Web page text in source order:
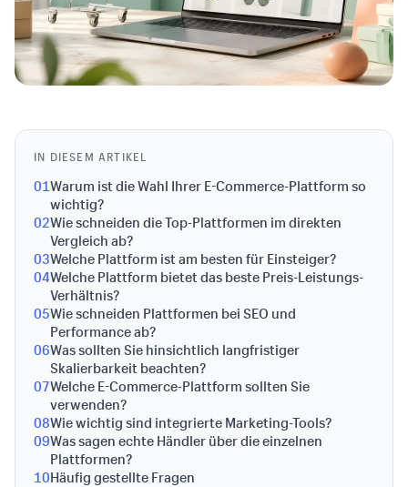
IN DIESEM ARTIKEL
01Warum ist die Wahl Ihrer E-Commerce-Plattform so
wichtig?
02Wie schneiden die Top-Plattformen im direkten
Vergleich ab?
03Welche Plattform ist am besten für Einsteiger?
04Welche Plattform bietet das beste Preis-Leistungs-
Verhältnis?
05Wie schneiden Plattformen bei SEO und
Performance ab?
06Was sollten Sie hinsichtlich langfristiger
Skalierbarkeit beachten?
07Welche E-Commerce-Plattform sollten Sie
verwenden?
08Wie wichtig sind integrierte Marketing-Tools?
09Was sagen echte Händler über die einzelnen
Plattformen?
10Häufig gestellte Fragen